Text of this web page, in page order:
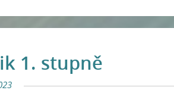
1. stupně